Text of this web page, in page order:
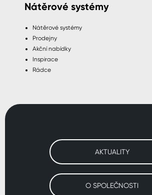
Nátěrové systémy
Nátěrové systémy
Prodejny
Akční nabídky
Inspirace
Rádce
AKTUALITY
O SPOLEČNOSTI